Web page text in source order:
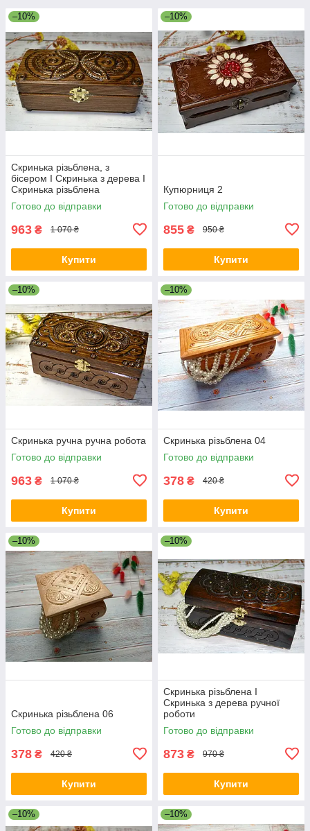
–10%
Скринька різьблена, з
бісером I Скринька з дерева I
Скринька різьблена
Готово до відправки
963 ₴ 1 070 ₴
Купити
–10%
Купюрниця 2
Готово до відправки
855 ₴ 950 ₴
Купити
–10%
Скринька ручна ручна робота
Готово до відправки
963 ₴ 1 070 ₴
Купити
–10%
Скринька різьблена 04
Готово до відправки
378 ₴ 420 ₴
Купити
–10%
Скринька різьблена 06
Готово до відправки
378 ₴ 420 ₴
Купити
–10%
Скринька різьблена I
Скринька з дерева ручної
роботи
Готово до відправки
873 ₴ 970 ₴
Купити
–10% –10%